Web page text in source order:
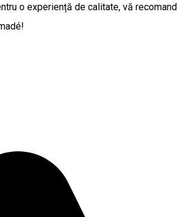
o experiență de calitate, vă